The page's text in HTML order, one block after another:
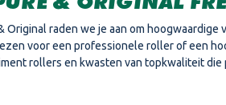
Original raden we je aan om
voor een professionele roller of een
rollers en kwasten van topkwaliteit